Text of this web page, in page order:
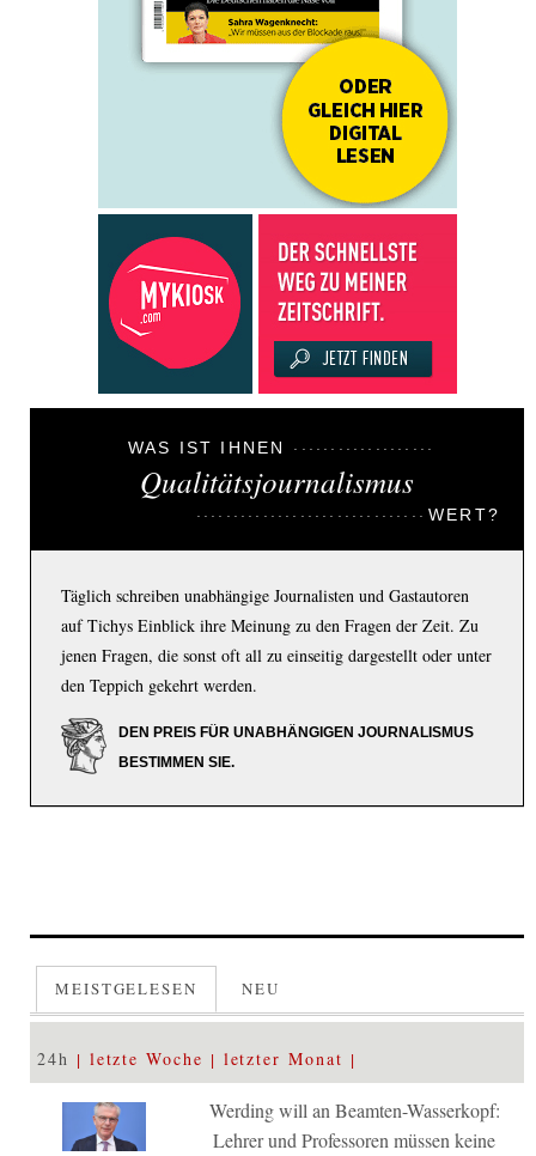
WAS IST IHNEN
Qualitätsjournalismus
WERT?
Täglich schreiben unabhängige Journalisten und Gastautoren
auf Tichys Einblick ihre Meinung zu den Fragen der Zeit. Zu
jenen Fragen, die sonst oft all zu einseitig dargestellt oder unter
den Teppich gekehrt werden.
DEN PREIS FÜR UNABHÄNGIGEN JOURNALISMUS
BESTIMMEN SIE.
MEISTGELESEN NEU
24h letzte Woche letzter Monat
Werding will an Beamten-Wasserkopf:
Lehrer und Professoren müssen keine